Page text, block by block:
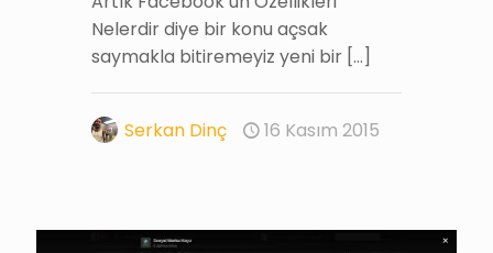
Nelerdir diye bir konu açsak
saymakla bitiremeyiz yeni bir […]
Serkan Dinç 16 Kasım 2015